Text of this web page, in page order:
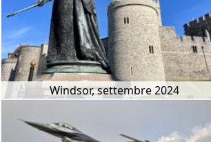
Windsor, settembre 2024